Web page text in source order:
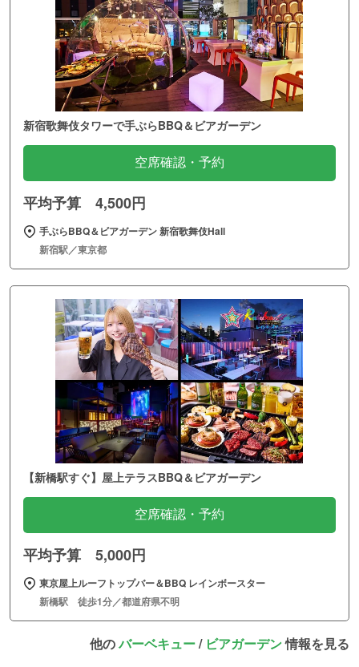
新宿歌舞伎タワーで手ぶらBBQ＆ビアガーデン
空席確認・予約
平均予算 4,500円
手ぶらBBQ＆ビアガーデン 新宿歌舞伎Hall
新宿駅／東京都
【新橋駅すぐ】屋上テラスBBQ＆ビアガーデン
空席確認・予約
平均予算 5,000円
東京屋上ルーフトップバー＆BBQ レインボースター
新橋駅 徒歩1分／都道府県不明
他のバーベキュー/ ビアガーデン情報を見る